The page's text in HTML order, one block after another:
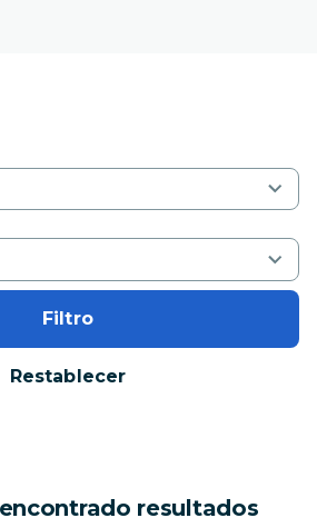
Filtro
Restablecer
resultados